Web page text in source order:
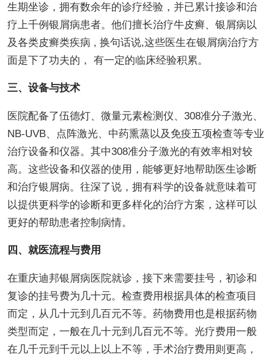
生期坐诊，拥有数余年的诊疗经验，并已累计接诊和治
疗上千例银屑病患者。他们擅长治疗牛皮癣、银屑病以
及各类皮癣类疾病 , 换句话说,这些医生在银屑病治疗方
面是下了功夫的， 有一定的临床经验积累。
三、设备与技术
医院配备了伍德灯、微量元素检测仪、308准分子激光、
NB-UVB、点阵激光、中药熏蒸以及免疫五项检查等专业
治疗设备和仪器。其中308准分子激光的有效率相对较
高。这些设备和仪器的使用，能够更好地帮助医生诊断
和治疗银屑病。往深了说，拥有科学的设备就意味着可
以提供更科学的诊断和更多样化的治疗方案，这样可以
更好的帮助患者控制病情。
四、就医流程与费用
在重庆迪邦银屑病医院就诊，接下来需要挂号，初诊和
复诊的挂号费为几十元。检查费用根据具体的检查项目
而定，从几十元到几百元不等。药物费用也是根据药物
类型而定，一般在几十元到几百元不等。光疗费用一般
在几千元到千元以上以上不等，手术治疗费用则更高，